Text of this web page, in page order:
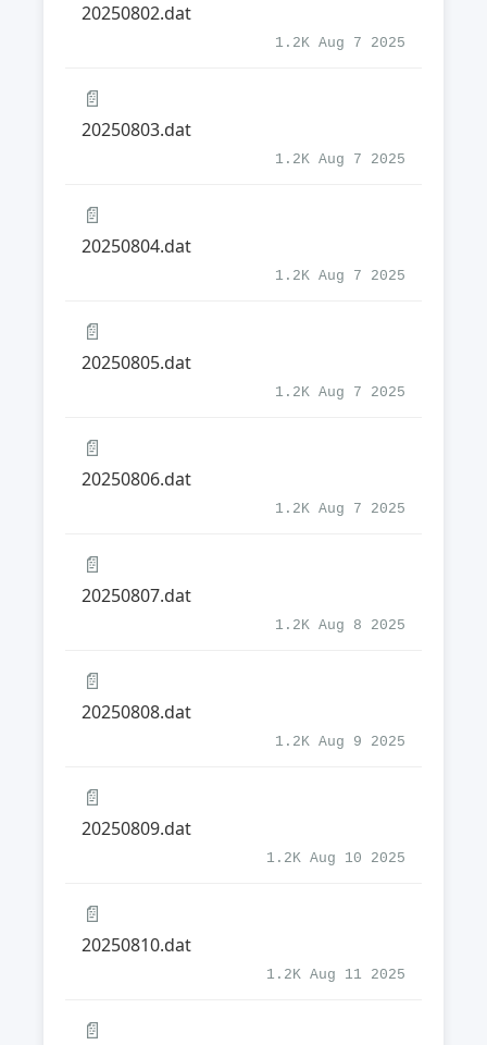
20250802.dat
1.2K Aug 7 2025
📄
20250803.dat
1.2K Aug 7 2025
📄
20250804.dat
1.2K Aug 7 2025
📄
20250805.dat
1.2K Aug 7 2025
📄
20250806.dat
1.2K Aug 7 2025
📄
20250807.dat
1.2K Aug 8 2025
📄
20250808.dat
1.2K Aug 9 2025
📄
20250809.dat
1.2K Aug 10 2025
📄
20250810.dat
1.2K Aug 11 2025
📄